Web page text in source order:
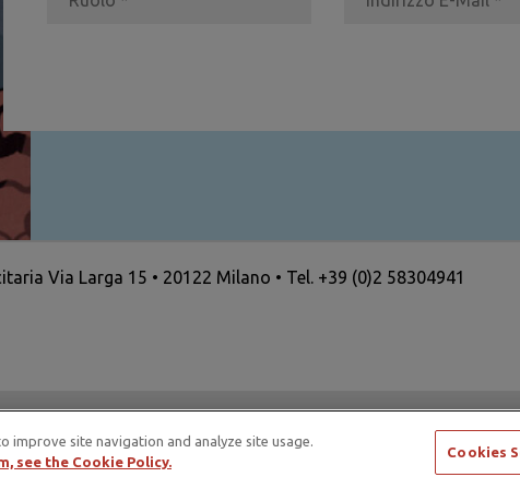
Via Larga 15 • 20122 Milano • Tel. +39 (0)2 58304941
Advertising Standards Alliance e di ICAS – International Council
improve site navigation and analyze site usage.
see the Cookie Policy.
Cookies